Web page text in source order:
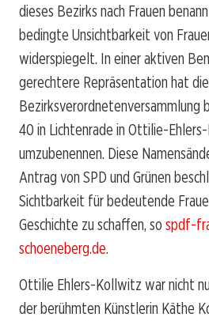
dieses Bezirks nach Frauen
bedingte Unsichtbarkeit von
widerspiegelt. In einer aktiven
gerechtere Repräsentation hat die
Bezirksverordnetenversammlung
40 in Lichtenrade in Ottilie-
umzubenennen. Diese
Antrag von SPD und Grünen
Sichtbarkeit für bedeutende
Geschichte zu schaffen, so spdf-
schoeneberg.de.
Ottilie Ehlers-Kollwitz war nicht
der berühmten Künstlerin Käthe